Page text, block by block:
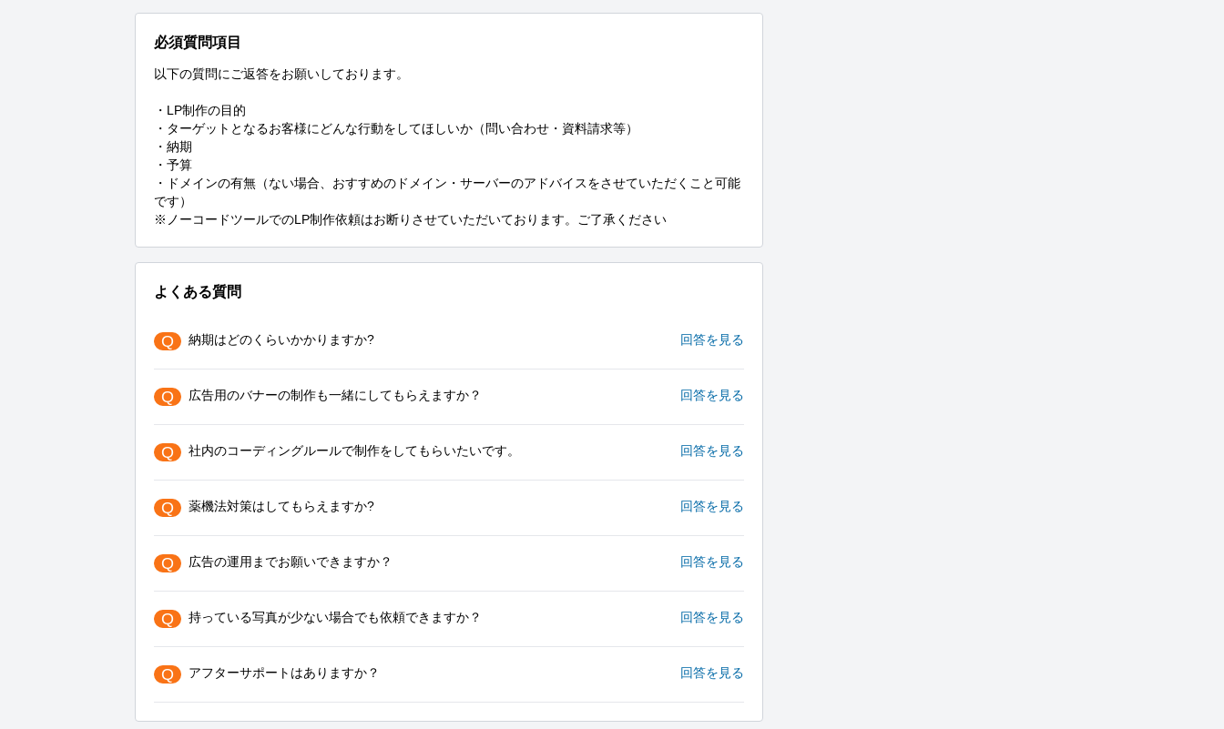
必須質問項目
以下の質問にご返答をお願いしております。
・LP制作の目的
・ターゲットとなるお客様にどんな行動をしてほしいか（問い合わせ・資料請求等）
・納期
・予算
・ドメインの有無（ない場合、おすすめのドメイン・サーバーのアドバイスをさせていただくこと可能
です）
※ノーコードツールでのLP制作依頼はお断りさせていただいております。ご了承ください
よくある質問
Q 納期はどのくらいかかりますか? 回答を見る
Q 広告用のバナーの制作も一緒にしてもらえますか？ 回答を見る
Q 社内のコーディングルールで制作をしてもらいたいです。 回答を見る
Q 薬機法対策はしてもらえますか? 回答を見る
Q 広告の運用までお願いできますか？ 回答を見る
Q 持っている写真が少ない場合でも依頼できますか？ 回答を見る
Q アフターサポートはありますか？ 回答を見る